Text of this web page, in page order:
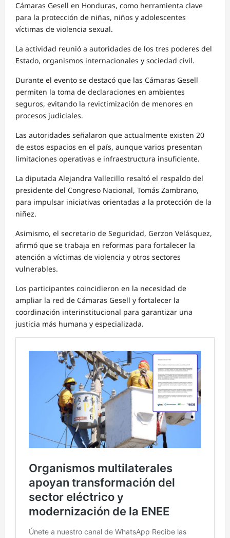
Cámaras Gesell en Honduras, como herramienta clave
para la protección de niñas, niños y adolescentes
víctimas de violencia sexual.
La actividad reunió a autoridades de los tres poderes del
Estado, organismos internacionales y sociedad civil.
Durante el evento se destacó que las Cámaras Gesell
permiten la toma de declaraciones en ambientes
seguros, evitando la revictimización de menores en
procesos judiciales.
Las autoridades señalaron que actualmente existen 20
de estos espacios en el país, aunque varios presentan
limitaciones operativas e infraestructura insuficiente.
La diputada Alejandra Vallecillo resaltó el respaldo del
presidente del Congreso Nacional, Tomás Zambrano,
para impulsar iniciativas orientadas a la protección de la
niñez.
Asimismo, el secretario de Seguridad, Gerzon Velásquez,
afirmó que se trabaja en reformas para fortalecer la
atención a víctimas de violencia y otros sectores
vulnerables.
Los participantes coincidieron en la necesidad de
ampliar la red de Cámaras Gesell y fortalecer la
coordinación interinstitucional para garantizar una
justicia más humana y especializada.